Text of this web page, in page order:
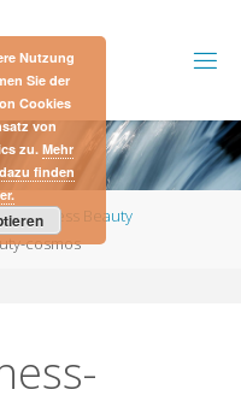
Wellness Beauty
cosmos
Nutzung
Sie der
Cookies
von
zu.Mehr
finden